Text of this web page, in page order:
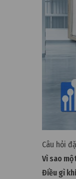
Câu hỏi
Vì sao
Điều gì